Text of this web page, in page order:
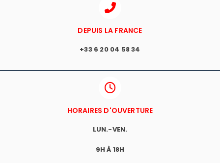
DEPUIS LA FRANCE
+33 6 20 04 58 34
HORAIRES D'OUVERTURE
LUN.-VEN.
9H À 18H